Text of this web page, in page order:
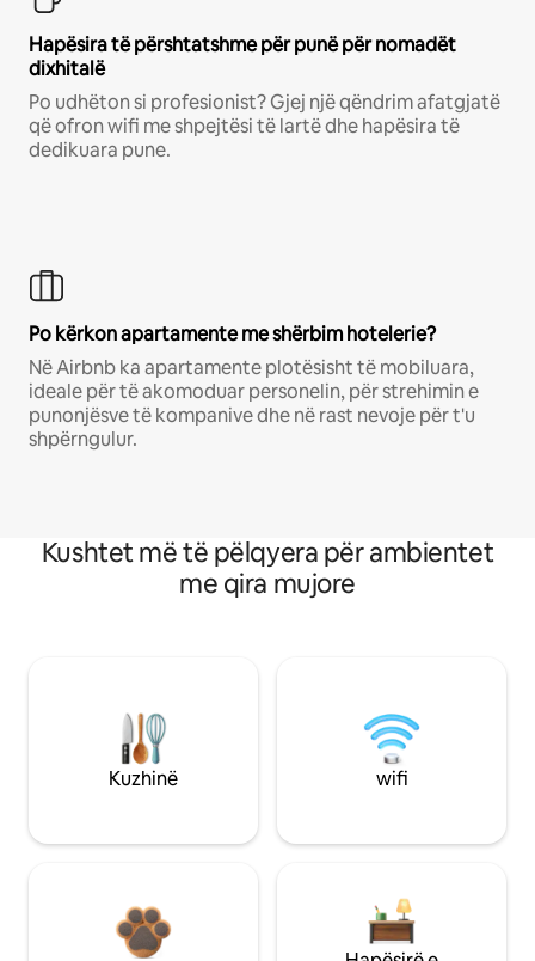
Hapësira të përshtatshme për punë për nomadët
dixhitalë
Po udhëton si profesionist? Gjej një qëndrim afatgjatë
që ofron wifi me shpejtësi të lartë dhe hapësira të
dedikuara pune.
Po kërkon apartamente me shërbim hotelerie?
Në Airbnb ka apartamente plotësisht të mobiluara,
ideale për të akomoduar personelin, për strehimin e
punonjësve të kompanive dhe në rast nevoje për t'u
shpërngulur.
Kushtet më të pëlqyera për ambientet
me qira mujore
Kuzhinë wifi